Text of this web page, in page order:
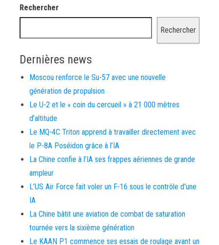
Rechercher
Rechercher
Dernières news
Moscou renforce le Su-57 avec une nouvelle
génération de propulsion
Le U-2 et le « coin du cercueil » à 21 000 mètres
d’altitude
Le MQ-4C Triton apprend à travailler directement avec
le P-8A Poséidon grâce à l’IA
La Chine confie à l’IA ses frappes aériennes de grande
ampleur
L’US Air Force fait voler un F-16 sous le contrôle d’une
IA
La Chine bâtit une aviation de combat de saturation
tournée vers la sixième génération
Le KAAN P1 commence ses essais de roulage avant un